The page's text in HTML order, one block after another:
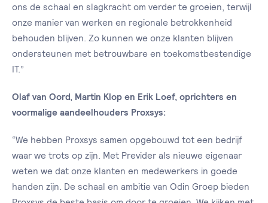
ons de schaal en slagkracht om verder te groeien, terwijl
onze manier van werken en regionale betrokkenheid
behouden blijven. Zo kunnen we onze klanten blijven
ondersteunen met betrouwbare en toekomstbestendige
IT.”
Olaf van Oord, Martin Klop en Erik Loef, oprichters en
voormalige aandeelhouders Proxsys:
“We hebben Proxsys samen opgebouwd tot een bedrijf
waar we trots op zijn. Met Previder als nieuwe eigenaar
weten we dat onze klanten en medewerkers in goede
handen zijn. De schaal en ambitie van Odin Groep bieden